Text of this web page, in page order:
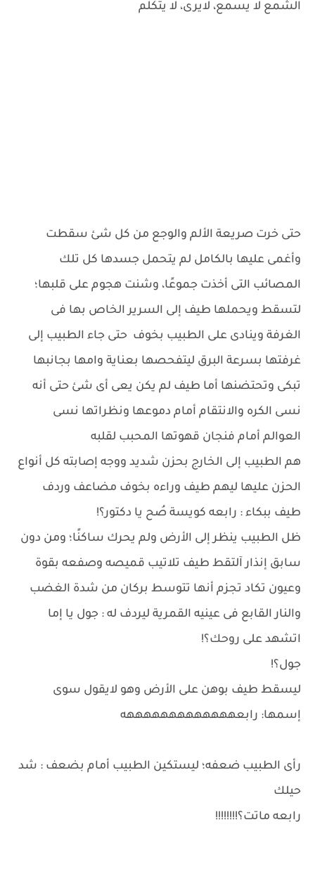
الشمع لا يسمع، لايرى، لا يتكلم
حتى خرت صريعة الألم والوجع من كل شئ سقطت
وأغمى عليها بالكامل لم يتحمل جسدها كل تلك
المصائب التى أخذت جموعًا، وشنت هجوم على قلبها؛
لتسقط ويحملها طيف إلى السرير الخاص بها فى
الغرفة وينادى على الطبيب بخوف حتى جاء الطبيب إلى
غرفتها بسرعة البرق ليتفحصها بعناية وامها بجانبها
تبكى وتحتضنها أما طيف لم يكن يعى أى شئ حتى أنه
نسى الكره والانتقام أمام دموعها ونظراتها نسى
العوالم أمام فنجان قهوتها المحبب لقلبه
هم الطبيب إلى الخارج بحزن شديد ووجه إصابته كل أنواع
الحزن عليها ليهم طيف وراءه بخوف مضاعف وردف
طيف ببكاء : رابعه كويسة صُح يا دكتور؟!
ظل الطبيب ينظر إلى الأرض ولم يحرك ساكنًا؛ ومن دون
سابق إنذار آلتقط طيف تلاتيب قميصه وصفعه بقوة
وعيون تكاد تجزم أنها تتوسط بركان من شدة الغضب
والنار القابع فى عينيه القمرية ليردف له : جول يا إما
اتشهد على روحك؟!
جول؟!
ليسقط طيف بوهن على الأرض وهو لايقول سوى
إسمها: رابعهههههههههههههه
رأى الطبيب ضعفه؛ ليستكين الطبيب أمام بضعف : شد
حيلك
رابعه ماتت؟!!!!!!!!